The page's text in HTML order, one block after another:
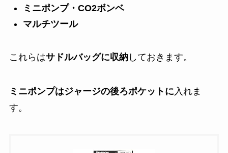
ミニポンプ・CO2ボンベ
マルチツール
これらはサドルバッグに収納しておきます。
ミニポンプはジャージの後ろポケットに入れま
す。